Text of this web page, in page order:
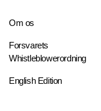
Om os
Forsvarets
Whistleblowerordning
English Edition